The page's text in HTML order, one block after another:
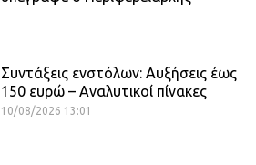
Συντάξεις ενστόλων: Αυξήσεις έως
150 ευρώ – Αναλυτικοί πίνακες
10/08/2026 13:01